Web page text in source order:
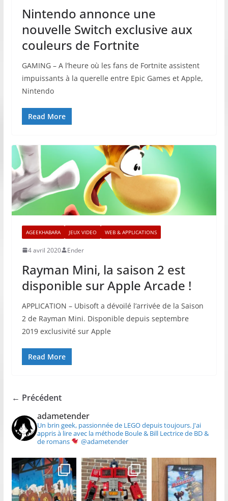
Nintendo annonce une
nouvelle Switch exclusive aux
couleurs de Fortnite
GAMING – A l’heure où les fans de Fortnite assistent
impuissants à la querelle entre Epic Games et Apple,
Nintendo
Read More
AGEEKHABARA JEUX VIDEO WEB & APPLICATIONS
4 avril 2020 Ender
Rayman Mini, la saison 2 est
disponible sur Apple Arcade !
APPLICATION – Ubisoft a dévoilé l’arrivée de la Saison
2 de Rayman Mini. Disponible depuis septembre
2019 exclusivité sur Apple
Read More
← Précédent
adametender
Un brin geek, passionnée de LEGO depuis toujours.J'ai
appris à lire avec la méthode Boule & Bill Lectrice de BD &
de romans
@adametender